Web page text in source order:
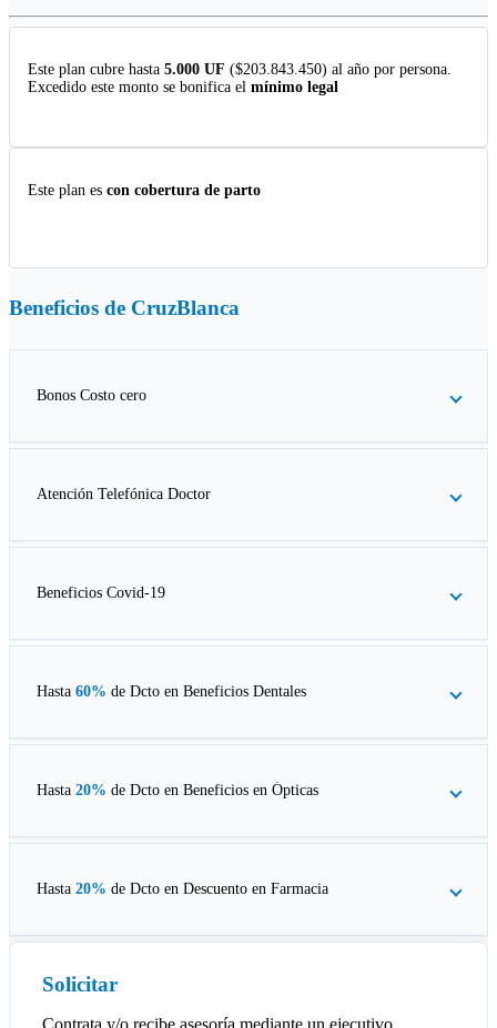
Este plan cubre hasta 5.000 UF ($203.843.450) al año por persona.
Excedido este monto se bonifica el mínimo legal
Este plan es con cobertura de parto
Beneficios de CruzBlanca
Bonos Costo cero
Atención Telefónica Doctor
Beneficios Covid-19
Hasta 60% de Dcto en Beneficios Dentales
Hasta 20% de Dcto en Beneficios en Ópticas
Hasta 20% de Dcto en Descuento en Farmacia
Solicitar
Contrata y/o recibe asesoría mediante un ejecutivo